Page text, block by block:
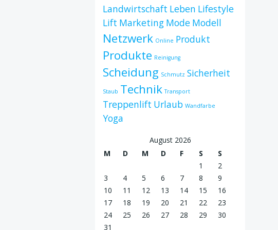
Landwirtschaft Leben Lifestyle
Lift Marketing Mode Modell
Netzwerk Online Produkt
Produkte Reinigung
Scheidung Schmutz Sicherheit
Staub Technik Transport
Treppenlift Urlaub Wandfarbe
Yoga
August 2026
M
D M D F S
S
1
2
3
4 5 6 7 8
9
10
11 12 13 14 15
16
17
18 19 20 21 22
23
24
25 26 27 28 29
30
31